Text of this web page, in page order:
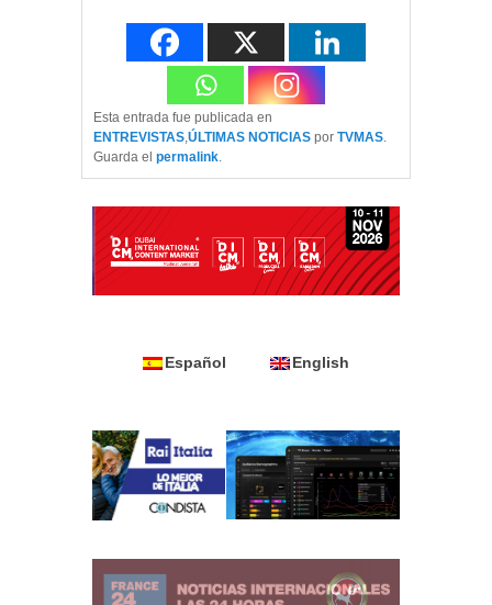
Esta entrada fue publicada en
ENTREVISTAS,ÚLTIMAS NOTICIAS por TVMAS.
Guarda el permalink.
Español English